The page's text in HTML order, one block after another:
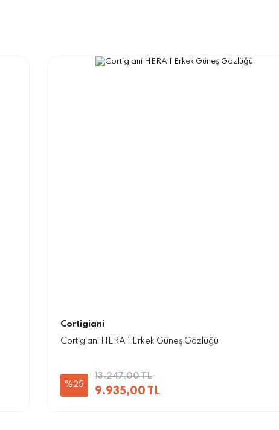
Cortigiani
Cortigiani HERA 1 Erkek Güneş Gözlüğü
%25
13.247,00 TL
9.935,00 TL